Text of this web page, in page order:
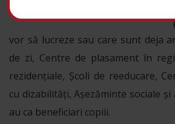
vor să lucreze sau care sunt deja
de zi, Centre de plasament în
rezidențiale, Școli de reeducare,
cu dizabilități, Așezăminte sociale
au ca beneficiari copiii.